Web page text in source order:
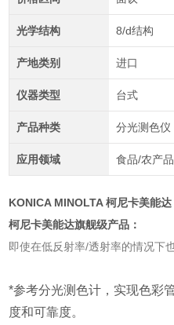
光学结构 8/d结构
产地类别 进口
仪器类型 台式
产品种类 分光测色仪
应用领域 食品/农产
KONICA MINOLTA 柯尼卡美能
柯尼卡美能达旗舰级产品：
即使在低反射率/透射率的情况下
*参考分光测色计，实现色彩
度和可靠度。